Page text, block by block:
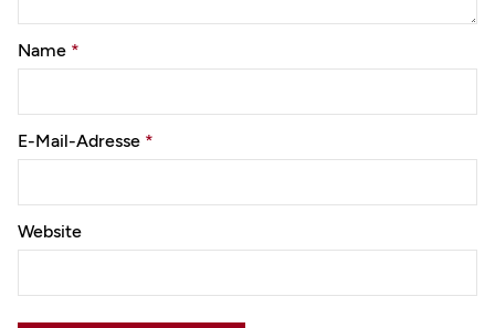
Name *
E-Mail-Adresse *
Website